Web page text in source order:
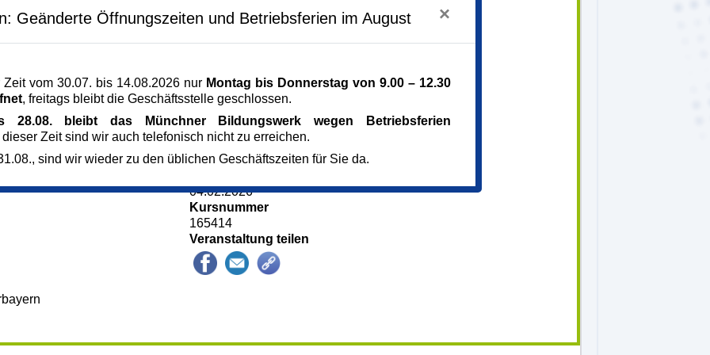
nicht erforderlich.
vorbereiten und
Sie Tipps zu
zu minimieren,
mit bekannten
Bauernregeln für
Veranstaltungsort
www.muenchner-bildungswerk.de089 5458050
Kursgebühr
Referent_in
Petra Böhm
staatlich geprüfte Musiklehrerin
04.02.2026
Kursnummer
165414
Veranstaltung teilen
Geänderte Öffnungszeiten und Betriebsferien im August ×
vom 30.07. bis 14.08.2026 nur Montag bis Donnerstag von 9.00 – 12.30
, freitags bleibt die Geschäftsstelle geschlossen.
28.08. bleibt das Münchner Bildungswerk wegen Betriebsferien
Zeit sind wir auch telefonisch nicht zu erreichen.
sind wir wieder zu den üblichen Geschäftszeiten für Sie da.